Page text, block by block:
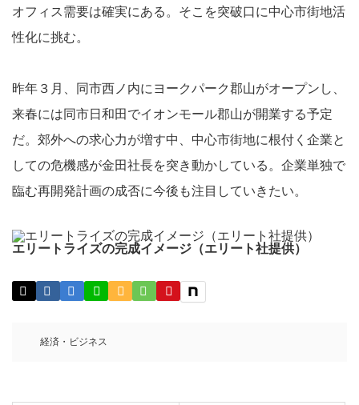
オフィス需要は確実にある。そこを突破口に中心市街地活
性化に挑む。
昨年３月、同市西ノ内にヨークパーク郡山がオープンし、
来春には同市日和田でイオンモール郡山が開業する予定
だ。郊外への求心力が増す中、中心市街地に根付く企業と
しての危機感が金田社長を突き動かしている。企業単独で
臨む再開発計画の成否に今後も注目していきたい。
エリートライズの完成イメージ（エリート社提供）
経済・ビジネス